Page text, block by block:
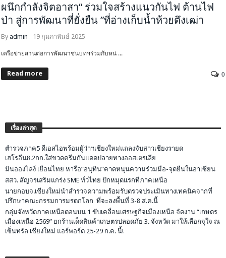
ผนึกกำลังจิตอาสา“ ร่วมใจสร้างแนวกันไฟ ต้านไฟ
ป่า สู่การพัฒนาที่ยั่งยืน ”ที่อ่างเก็บน้ำห้วยตึงเฒ่า
By admin 19 กุมภาพันธ์ 2025
เครือข่ายสานต่อการพัฒนาชนบทฯร่วมกับหน่ ...
Read more 0
เรื่องล่าสุด
ตำรวจภาค5 ดีเอสไอพร้อมผู้ว่าฯเชียงใหม่แถลงจับสาวเชียงรายด
เฮโรอีน8.2กก.ใส่ขวดครีมกันแดดปลายทางออสเตรเลีย
มินอองไลง์ เยือนไทย หารือ”อนุทิน”คาดหนุนความร่วมมือ-จุดยืนในอาเซียน
สสว. สัญจรเสริมแกร่ง SME ทั่วไทย ปักหมุดแรกที่ภาคเหนือ
นายกอบจ.เชียงใหม่นำสำรวจความพร้อมรับตรวจประเมินทางเทคนิคจากที่
ปรึกษาคณะกรรมการมรดกโลก ที่จะลงพื้นที่ 3-8 ส.ค.นี้
กลุ่มจังหวัดภาคเหนือตอนบน 1 ขับเคลื่อนเศรษฐกิจเมืองเหนือ จัดงาน “เกษตร
เมืองเหนือ 2569” ยกร้านเด็ดสินค้าเกษตรปลอดภัย 3. จังหวัด มาให้เลือกจุใจ ณ
เซ็นทรัล เชียงใหม่ แอร์พอร์ต 25-29 ก.ค. นี้!